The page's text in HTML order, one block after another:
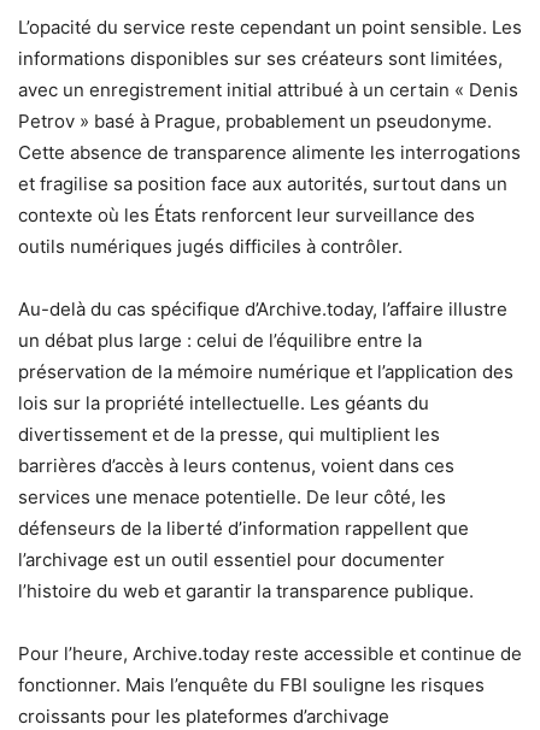
L’opacité du service reste cependant un point sensible. Les
informations disponibles sur ses créateurs sont limitées,
avec un enregistrement initial attribué à un certain « Denis
Petrov » basé à Prague, probablement un pseudonyme.
Cette absence de transparence alimente les interrogations
et fragilise sa position face aux autorités, surtout dans un
contexte où les États renforcent leur surveillance des
outils numériques jugés difficiles à contrôler.
Au-delà du cas spécifique d’Archive.today, l’affaire illustre
un débat plus large : celui de l’équilibre entre la
préservation de la mémoire numérique et l’application des
lois sur la propriété intellectuelle. Les géants du
divertissement et de la presse, qui multiplient les
barrières d’accès à leurs contenus, voient dans ces
services une menace potentielle. De leur côté, les
défenseurs de la liberté d’information rappellent que
l’archivage est un outil essentiel pour documenter
l’histoire du web et garantir la transparence publique.
Pour l’heure, Archive.today reste accessible et continue de
fonctionner. Mais l’enquête du FBI souligne les risques
croissants pour les plateformes d’archivage